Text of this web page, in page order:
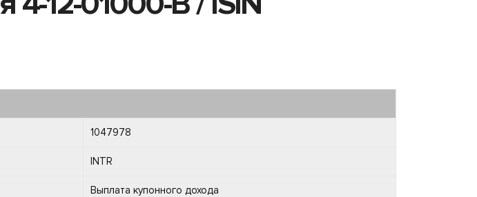
1047978
INTR
Выплата купонного дохода